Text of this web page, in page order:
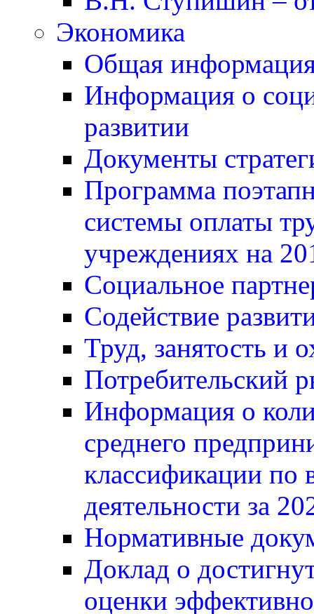
Экономика
Общая
Информация о
развитии
Документы
Программа
системы оплаты
учреждениях на
Социальное
Содействие
Труд, занятость и
Потребительский
Информация о
среднего
классификации по
деятельности за
Нормативные
Доклад о
оценки